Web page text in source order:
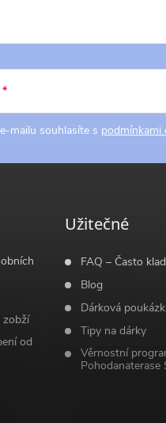
mailu souhlasíte s podmínkami
zobží
od
Užitečné
FAQ – Často
Blog
Dárková
Tipy na dárky
Věrnostní
Pohodanaterase